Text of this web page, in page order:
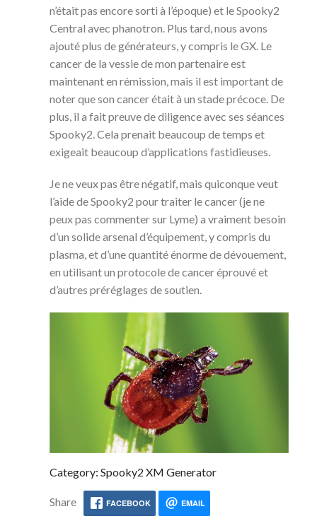
n’était pas encore sorti à l’époque) et le Spooky2
Central avec phanotron. Plus tard, nous avons
ajouté plus de générateurs, y compris le GX. Le
cancer de la vessie de mon partenaire est
maintenant en rémission, mais il est important de
noter que son cancer était à un stade précoce. De
plus, il a fait preuve de diligence avec ses séances
Spooky2. Cela prenait beaucoup de temps et
exigeait beaucoup d’applications fastidieuses.
Je ne veux pas être négatif, mais quiconque veut
l’aide de Spooky2 pour traiter le cancer (je ne
peux pas commenter sur Lyme) a vraiment besoin
d’un solide arsenal d’équipement, y compris du
plasma, et d’une quantité énorme de dévouement,
en utilisant un protocole de cancer éprouvé et
d’autres préréglages de soutien.
Category: Spooky2 XM Generator
Share FACEBOOK EMAIL